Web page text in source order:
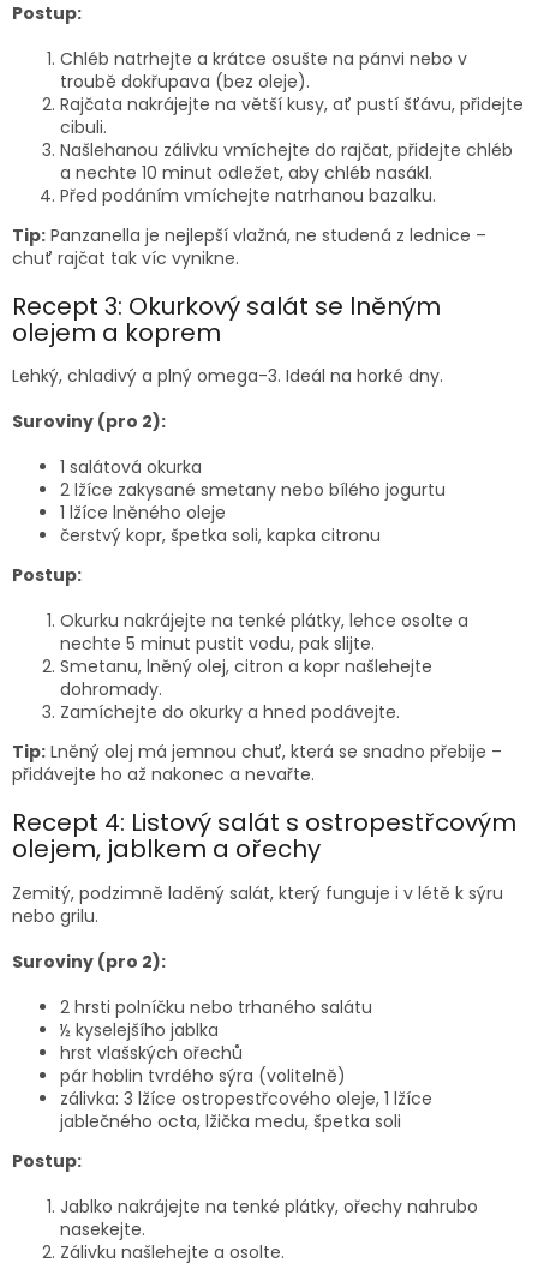
Postup:
Chléb natrhejte a krátce osušte na pánvi nebo v
troubě dokřupava (bez oleje).
Rajčata nakrájejte na větší kusy, ať pustí šťávu, přidejte
cibuli.
Našlehanou zálivku vmíchejte do rajčat, přidejte chléb
a nechte 10 minut odležet, aby chléb nasákl.
Před podáním vmíchejte natrhanou bazalku.
Tip: Panzanella je nejlepší vlažná, ne studená z lednice –
chuť rajčat tak víc vynikne.
Recept 3: Okurkový salát se lněným
olejem a koprem
Lehký, chladivý a plný omega-3. Ideál na horké dny.
Suroviny (pro 2):
1 salátová okurka
2 lžíce zakysané smetany nebo bílého jogurtu
1 lžíce lněného oleje
čerstvý kopr, špetka soli, kapka citronu
Postup:
Okurku nakrájejte na tenké plátky, lehce osolte a
nechte 5 minut pustit vodu, pak slijte.
Smetanu, lněný olej, citron a kopr našlehejte
dohromady.
Zamíchejte do okurky a hned podávejte.
Tip: Lněný olej má jemnou chuť, která se snadno přebije –
přidávejte ho až nakonec a nevařte.
Recept 4: Listový salát s ostropestřcovým
olejem, jablkem a ořechy
Zemitý, podzimně laděný salát, který funguje i v létě k sýru
nebo grilu.
Suroviny (pro 2):
2 hrsti polníčku nebo trhaného salátu
½ kyselejšího jablka
hrst vlašských ořechů
pár hoblin tvrdého sýra (volitelně)
zálivka: 3 lžíce ostropestřcového oleje, 1 lžíce
jablečného octa, lžička medu, špetka soli
Postup:
Jablko nakrájejte na tenké plátky, ořechy nahrubo
nasekejte.
Zálivku našlehejte a osolte.